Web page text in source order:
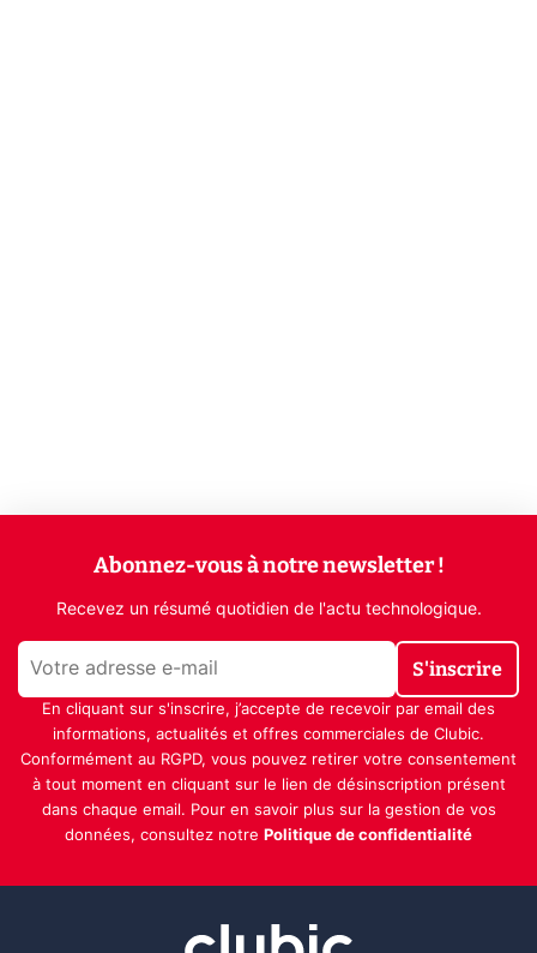
Abonnez-vous à notre newsletter !
Recevez un résumé quotidien de l'actu technologique.
S'inscrire
En cliquant sur s'inscrire, j’accepte de recevoir par email des
informations, actualités et offres commerciales de Clubic.
Conformément au RGPD, vous pouvez retirer votre consentement
à tout moment en cliquant sur le lien de désinscription présent
dans chaque email. Pour en savoir plus sur la gestion de vos
données, consultez notre Politique de confidentialité